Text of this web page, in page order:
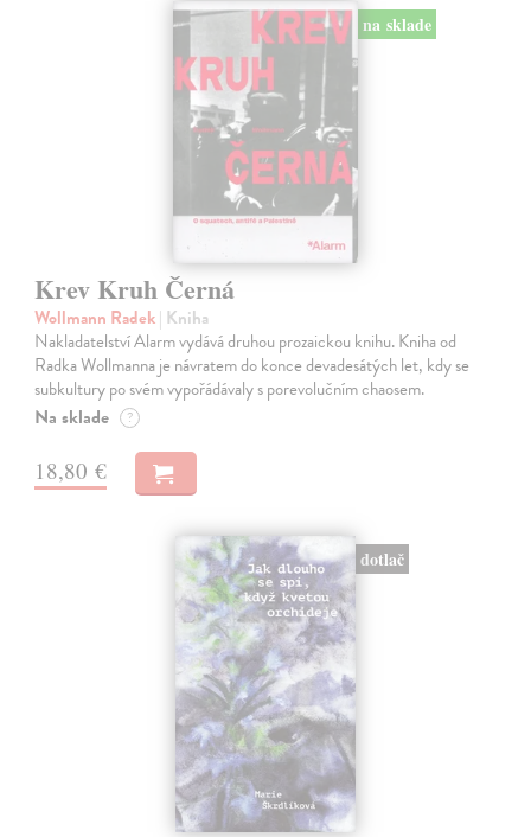
na sklade
Krev Kruh Černá
Wollmann Radek| Kniha
Nakladatelství Alarm vydává druhou prozaickou knihu. Kniha od
Radka Wollmanna je návratem do konce devadesátých let, kdy se
subkultury po svém vypořádávaly s porevolučním chaosem.
Na sklade ?
18,80 €
dotlač